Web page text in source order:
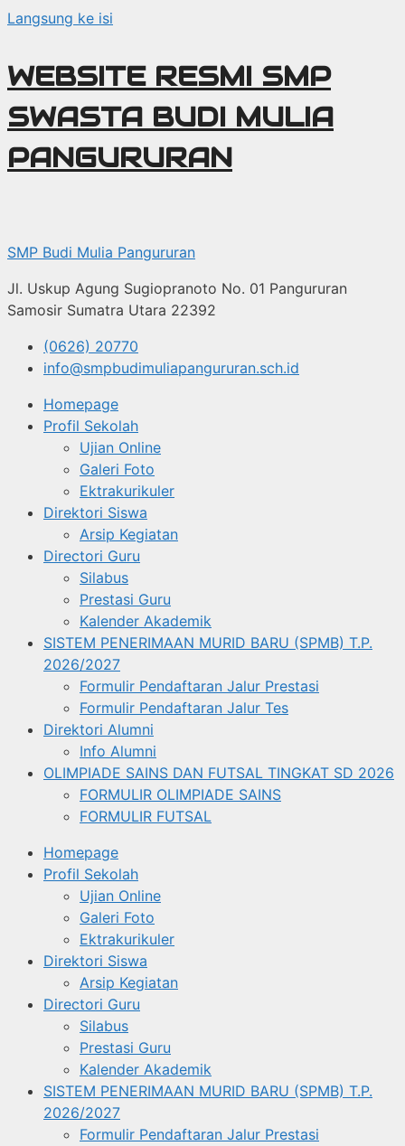
Langsung ke isi
WEBSITE RESMI SMP
SWASTA BUDI MULIA
PANGURURAN
SMP Budi Mulia Pangururan
Jl. Uskup Agung Sugiopranoto No. 01 Pangururan
Samosir Sumatra Utara 22392
(0626) 20770
info@smpbudimuliapangururan.sch.id
Homepage
Profil Sekolah
Ujian Online
Galeri Foto
Ektrakurikuler
Direktori Siswa
Arsip Kegiatan
Directori Guru
Silabus
Prestasi Guru
Kalender Akademik
SISTEM PENERIMAAN MURID BARU (SPMB) T.P.
2026/2027
Formulir Pendaftaran Jalur Prestasi
Formulir Pendaftaran Jalur Tes
Direktori Alumni
Info Alumni
OLIMPIADE SAINS DAN FUTSAL TINGKAT SD 2026
FORMULIR OLIMPIADE SAINS
FORMULIR FUTSAL
Homepage
Profil Sekolah
Ujian Online
Galeri Foto
Ektrakurikuler
Direktori Siswa
Arsip Kegiatan
Directori Guru
Silabus
Prestasi Guru
Kalender Akademik
SISTEM PENERIMAAN MURID BARU (SPMB) T.P.
2026/2027
Formulir Pendaftaran Jalur Prestasi